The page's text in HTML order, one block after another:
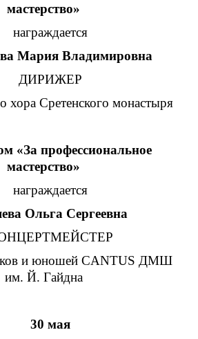
мастерство»
награждается
Мария Владимировна
ДИРИЖЕР
хора Сретенского монастыря
«За профессиональное
мастерство»
награждается
Ольга Сергеевна
и юношей CANTUS ДМШ
им. Й. Гайдна
30 мая